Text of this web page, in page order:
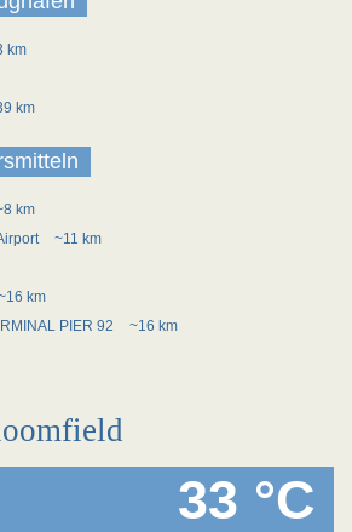
km
km
km
~11 km
km
PIER 92
~16 km
33 °C